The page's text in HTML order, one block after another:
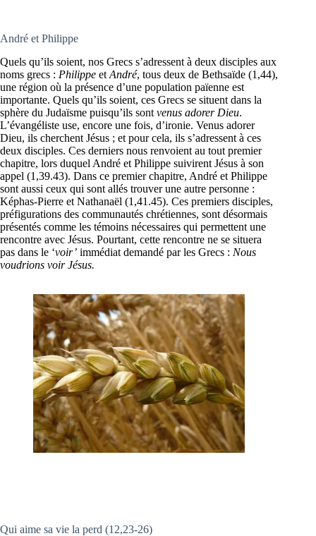
André et Philippe
Quels qu’ils soient, nos Grecs s’adressent à deux disciples aux
noms grecs : Philippe et André, tous deux de Bethsaïde (1,44),
une région où la présence d’une population païenne est
importante. Quels qu’ils soient, ces Grecs se situent dans la
sphère du Judaïsme puisqu’ils sont venus adorer Dieu.
L’évangéliste use, encore une fois, d’ironie. Venus adorer
Dieu, ils cherchent Jésus ; et pour cela, ils s’adressent à ces
deux disciples. Ces derniers nous renvoient au tout premier
chapitre, lors duquel André et Philippe suivirent Jésus à son
appel (1,39.43). Dans ce premier chapitre, André et Philippe
sont aussi ceux qui sont allés trouver une autre personne :
Képhas-Pierre et Nathanaël (1,41.45). Ces premiers disciples,
préfigurations des communautés chrétiennes, sont désormais
présentés comme les témoins nécessaires qui permettent une
rencontre avec Jésus. Pourtant, cette rencontre ne se situera
pas dans le ‘voir’ immédiat demandé par les Grecs : Nous
voudrions voir Jésus.
Qui aime sa vie la perd (12,23-26)